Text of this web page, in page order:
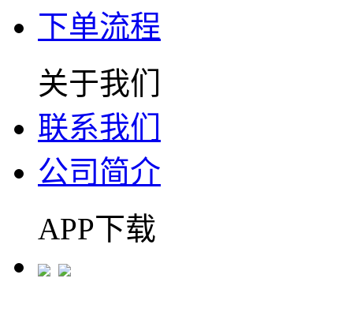
下单流程
关于我们
联系我们
公司简介
APP下载